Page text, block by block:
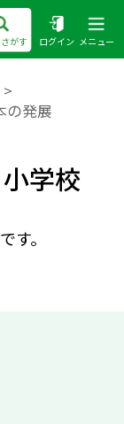
がす ログイン メニュー
発展
学校
す。